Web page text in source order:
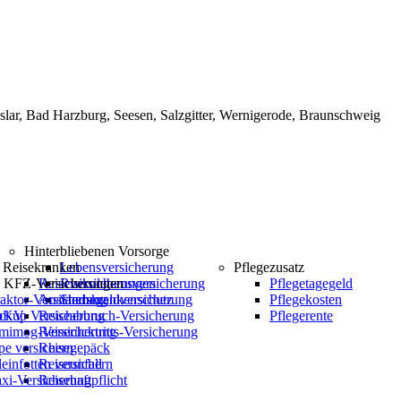
Hinterbliebenen Vorsorge
Lebensversicherung
Risikolebensversicherung
Sterbegeldversicherung
Reisekranken
Reiseversicherungen
Auslandskrankenschutz
Reiseabbruch-Versicherung
Reiserücktritts-Versicherung
Reisegepäck
Reiseunfall
Reisehaftpflicht
Pflegezusatz
Pflegetagegeld
Pflegekosten
Pflegerente
KFZ-Versicherungen
Versicherung
Versicherung
Versicherung
versichern
versichern
Versicherung